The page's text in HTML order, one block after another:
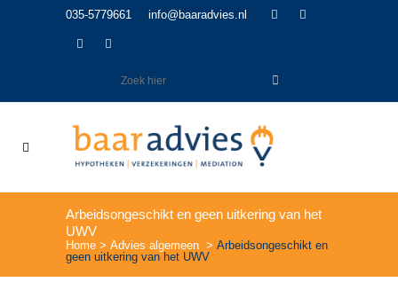
035-5779661 info@baaradvies.nl
Arbeidsongeschikt en geen uitkering van het
UWV
Home > Advies algemeen > Arbeidsongeschikt en
geen uitkering van het UWV